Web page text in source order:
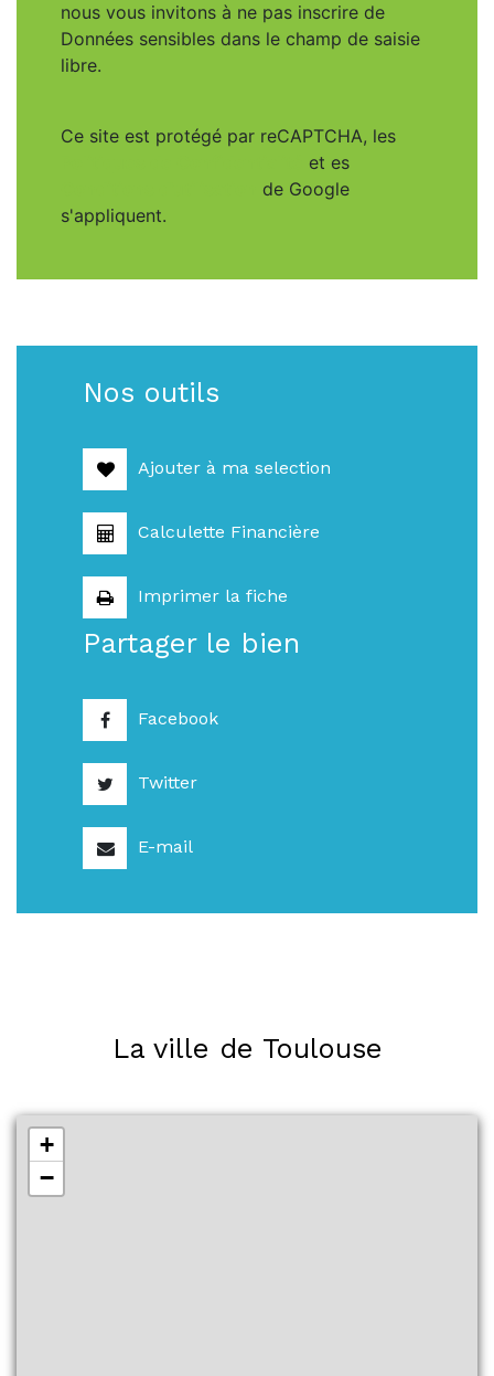
nous vous invitons à ne pas inscrire de
Données sensibles dans le champ de saisie
libre.
Ce site est protégé par reCAPTCHA, les
et es
de Google
s'appliquent.
Nos outils
Ajouter à ma selection
Calculette Financière
Imprimer la fiche
Partager le bien
Facebook
Twitter
E-mail
La ville de Toulouse
+
−